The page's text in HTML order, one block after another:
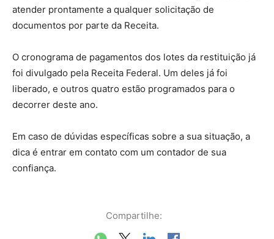
atender prontamente a qualquer solicitação de
documentos por parte da Receita.
O cronograma de pagamentos dos lotes da restituição já
foi divulgado pela Receita Federal. Um deles já foi
liberado, e outros quatro estão programados para o
decorrer deste ano.
Em caso de dúvidas específicas sobre a sua situação, a
dica é entrar em contato com um contador de sua
confiança.
Compartilhe: